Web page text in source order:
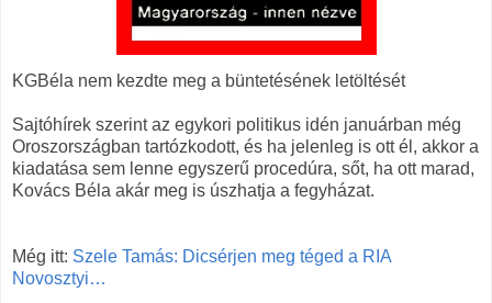
KGBéla nem kezdte meg a büntetésének letöltését
Sajtóhírek szerint az egykori politikus idén januárban még
Oroszországban tartózkodott, és ha jelenleg is ott él, akkor a
kiadatása sem lenne egyszerű procedúra, sőt, ha ott marad,
Kovács Béla akár meg is úszhatja a fegyházat.
Még itt: Szele Tamás: Dicsérjen meg téged a RIA
Novosztyi…